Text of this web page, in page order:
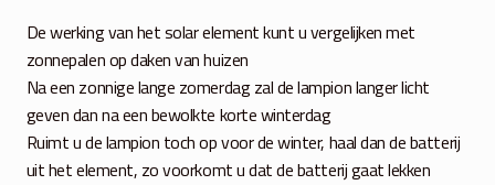
De werking van het solar element kunt u vergelijken met
zonnepalen op daken van huizen
Na een zonnige lange zomerdag zal de lampion langer licht
geven dan na een bewolkte korte winterdag
Ruimt u de lampion toch op voor de winter, haal dan de batterij
uit het element, zo voorkomt u dat de batterij gaat lekken